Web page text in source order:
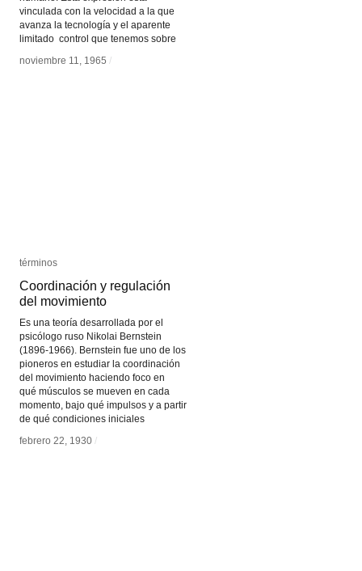
vinculada con la velocidad a la que
avanza la tecnología y el aparente
limitado control que tenemos sobre
noviembre 11, 1965 /
noviembre 11, 1965 /
términos
Coordinación y regulación
del movimiento
Es una teoría desarrollada por el
psicólogo ruso Nikolai Bernstein
(1896-1966). Bernstein fue uno de los
pioneros en estudiar la coordinación
del movimiento haciendo foco en
qué músculos se mueven en cada
momento, bajo qué impulsos y a partir
de qué condiciones iniciales
febrero 22, 1930 /
términos
Coordinación y regulación
del movimiento
febrero 22, 1930 /